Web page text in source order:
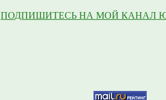
ПОДПИШИТЕСЬ НА МОЙ КАНАЛ